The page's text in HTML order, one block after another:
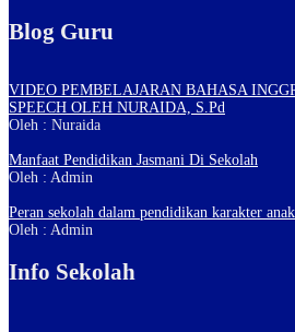
Blog Guru
VIDEO PEMBELAJARAN BAHASA
SPEECH OLEH NURAIDA, S.Pd
Oleh : Nuraida
Manfaat Pendidikan Jasmani Di Sekolah
Oleh : Admin
Peran sekolah dalam pendidikan karakter anak
Oleh : Admin
Info Sekolah